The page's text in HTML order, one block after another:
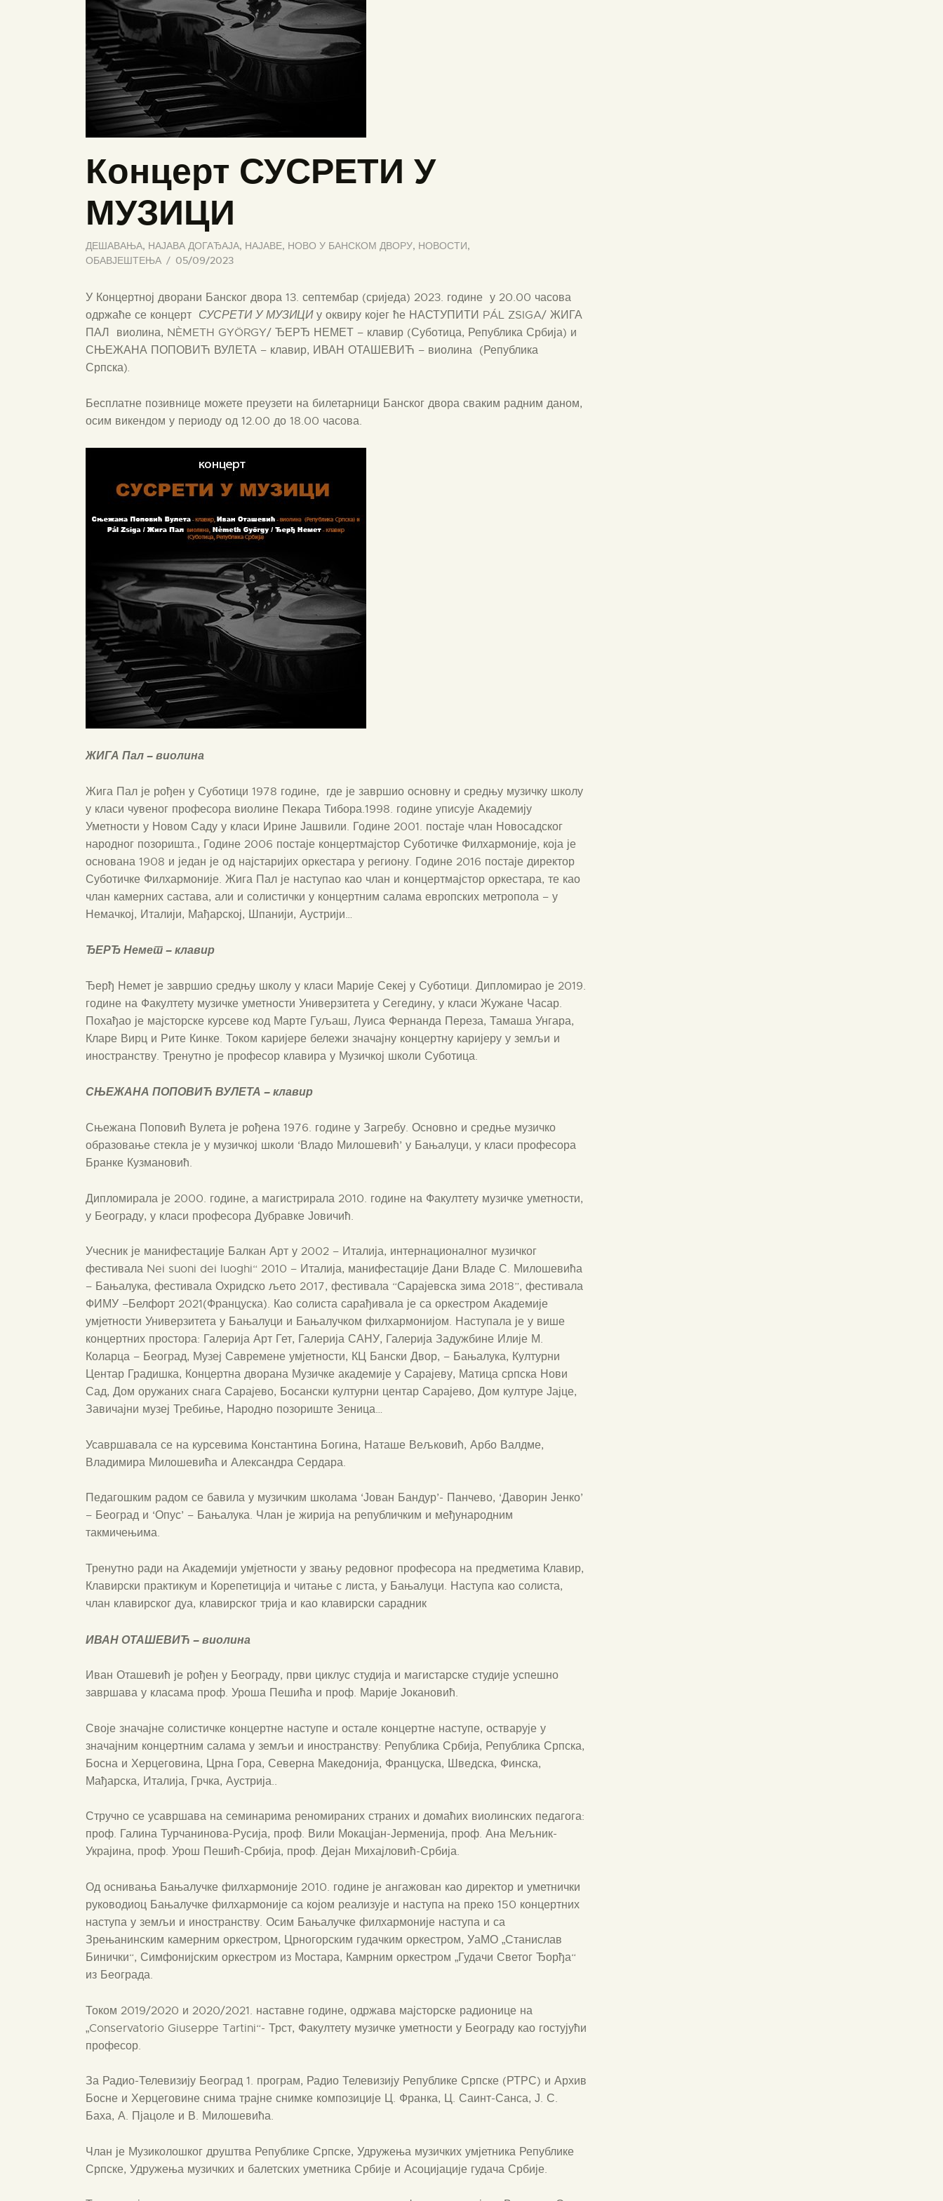
Концерт СУСРЕТИ У
МУЗИЦИ
ДЕШАВАЊА, НАЈАВА ДОГАЂАЈА, НАЈАВЕ, НОВО У БАНСКОМ ДВОРУ, НОВОСТИ,
ОБАВЈЕШТЕЊА
05/09/2023
У Концертној дворани Банског двора 13. септембар (сриједа) 2023. године у 20.00 часова
одржаће се концерт СУСРЕТИ У МУЗИЦИ у оквиру којег ће НАСТУПИТИ PÁL ZSIGA/ ЖИГА
ПАЛ виолина, NÈMETH GYÖRGY/ ЂЕРЂ НЕМЕТ – клавир (Суботица, Република Србија) и
СЊЕЖАНА ПОПОВИЋ ВУЛЕТА – клавир, ИВАН ОТАШЕВИЋ – виолина (Република
Српска).
Бесплатне позивнице можете преузети на билетарници Банског двора сваким радним даном,
осим викендом у периоду од 12.00 до 18.00 часова.
ЖИГА Пал – виолина
Жига Пал је рођен у Суботици 1978 године, где је завршио основну и средњу музичку школу
у класи чувеног професора виолине Пекара Тибора.1998. године уписује Академију
Уметности у Новом Саду у класи Ирине Јашвили. Године 2001. постаје члан Новосадског
народног позоришта., Године 2006 постаје концертмајстор Суботичке Филхармоније, која је
основана 1908 и један је од најстаријих оркестара у региону. Године 2016 постаје директор
Суботичке Филхармоније. Жига Пал је наступао као члан и концертмајстор оркестара, те као
члан камерних састава, али и солистички у концертним салама европских метропола – у
Немачкој, Италији, Мађарској, Шпанији, Аустрији…
ЂЕРЂ Немет – клавир
Ђерђ Немет је завршио средњу школу у класи Марије Секеј у Суботици. Дипломирао је 2019.
године на Факултету музичке уметности Универзитета у Сегедину, у класи Жужане Часар.
Похађао је мајсторске курсеве код Марте Гуљаш, Луиса Фернанда Переза, Тамаша Унгара,
Кларе Вирц и Рите Кинке. Током каријере бележи значајну концертну каријеру у земљи и
иностранству. Тренутно је професор клавира у Музичкој школи Суботица.
СЊЕЖАНА ПОПОВИЋ ВУЛЕТА – клавир
Сњежана Поповић Вулета је рођена 1976. године у Загребу. Основно и средње музичко
образовање стекла је у музичкој школи ‘Владо Милошевић’ у Бањалуци, у класи професора
Бранке Кузмановић.
Дипломирала је 2000. године, а магистрирала 2010. године на Факултету музичке уметности,
у Београду, у класи професора Дубравке Јовичић.
Учесник је манифестације Балкан Арт у 2002 – Италија, интернационалног музичког
фестивала Nei suoni dei luoghi“ 2010 – Италија, манифестације Дани Владе С. Милошевића
– Бањалука, фестивала Охридско љето 2017, фестивала “Сарајевска зима 2018”, фестивала
ФИМУ –Белфорт 2021(Француска). Као солиста сарађивала је са оркестром Академије
умјетности Универзитета у Бањалуци и Бањалучком филхармонијом. Наступала је у више
концертних простора: Галерија Арт Гет, Галерија САНУ, Галерија Задужбине Илије М.
Коларца – Београд, Музеј Савремене умјетности, КЦ Бански Двор, – Бањалука, Културни
Центар Градишка, Концертна дворана Музичке академије у Сарајеву, Матица српска Нови
Сад, Дом оружаних снага Сарајево, Босански културни центар Сарајево, Дом културе Јајце,
Завичајни музеј Требиње, Народно позориште Зеница…
Усавршавала се на курсевима Константина Богина, Наташе Вељковић, Арбо Валдме,
Владимира Милошевића и Александра Сердара.
Педагошким радом се бавила у музичким школама ‘Јован Бандур’- Панчево, ‘Даворин Јенко’
– Београд и ‘Опус’ – Бањалука. Члан је жирија на републичким и међународним
такмичењима.
Тренутно ради на Академији умјетности у звању редовног професора на предметима Клавир,
Клавирски практикум и Корепетиција и читање с листа, у Бањалуци. Наступа као солиста,
члан клавирског дуа, клавирског трија и као клавирски сарадник
ИВАН ОТАШЕВИЋ – виолина
Иван Оташевић је рођен у Београду, први циклус студија и магистарске студије успешно
завршава у класама проф. Уроша Пешића и проф. Марије Јокановић.
Своје значајне солистичке концертне наступе и остале концертне наступе, остварује у
значајним концертним салама у земљи и иностранству: Република Србија, Република Српска,
Босна и Херцеговина, Црна Гора, Северна Македонија, Француска, Шведска, Финска,
Мађарска, Италија, Грчка, Аустрија..
Стручно се усавршава на семинарима реномираних страних и домаћих виолинских педагога:
проф. Галина Турчанинова-Русија, проф. Вили Мокацјан-Јерменија, проф. Ана Мељник-
Украјина, проф. Урош Пешић-Србија, проф. Дејан Михајловић-Србија.
Од оснивања Бањалучке филхармоније 2010. године је ангажован као директор и уметнички
руководиоц Бањалучке филхармоније са којом реализује и наступа на преко 150 концертних
наступа у земљи и иностранству. Осим Бањалучке филхармоније наступа и са
Зрењанинским камерним оркестром, Црногорским гудачким оркестром, УаМО „Станислав
Бинички“, Симфонијским оркестром из Мостара, Камрним оркестром „Гудачи Светог Ђорђа“
из Београда.
Током 2019/2020 и 2020/2021. наставне године, одржава мајсторске радионице на
„Conservatorio Giuseppe Tartini“- Трст, Факултету музичке уметности у Београду као гостујући
професор.
За Радио-Телевизију Београд 1. програм, Радио Телевизију Републике Српске (РТРС) и Архив
Босне и Херцеговине снима трајне снимке композиције Ц. Франка, Ц. Саинт-Санса, Ј. С.
Баха, А. Пјацоле и В. Милошевића.
Члан је Музиколошког друштва Републике Српске, Удружења музичких умјетника Републике
Српске, Удружења музичких и балетских уметника Србије и Асоцијације гудача Србије.